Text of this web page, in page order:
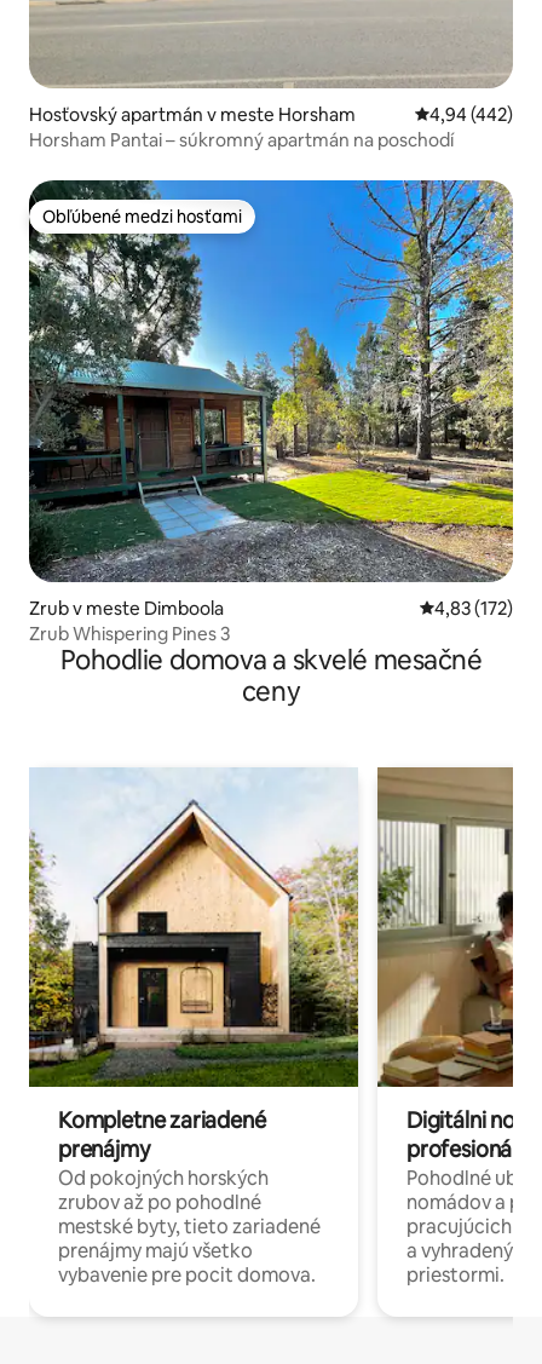
Hosťovský apartmán v meste Horsham Priemerné
4,94 (442)
Horsham Pantai – súkromný apartmán na poschodí
Obľúbené medzi hosťami
Obľúbené medzi hosťami
Zrub v meste Dimboola Priemerné
4,83 (172)
Zrub Whispering Pines 3
Pohodlie domova a skvelé mesačné
ceny
Kompletne zariadené
prenájmy
Od pokojných horských
zrubov až po pohodlné
mestské byty, tieto zariadené
prenájmy majú všetko
vybavenie pre pocit domova.
Digitálni
profesionáli
Pohodlné
nomádov a
pracujúcich
a
priestormi.